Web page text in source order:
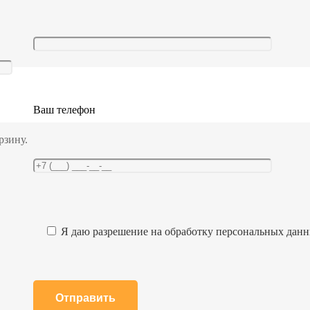
Ваш телефон
Я даю разрешение на обработку персональных
или цепи, который наматывается на барабан.